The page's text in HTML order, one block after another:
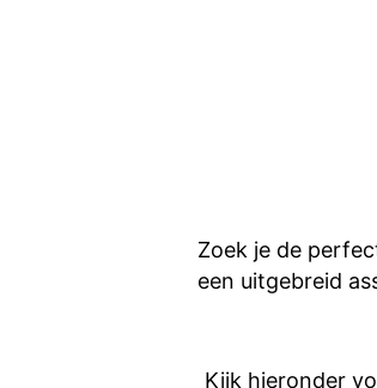
Zoek je de
een uitgebreid
Kijk hieronder